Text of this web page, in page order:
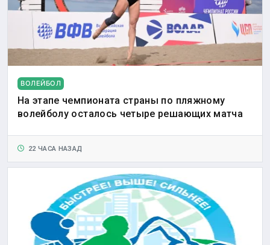
ВОЛЕЙБОЛ
На этапе чемпионата страны по пляжному
волейболу осталось четыре решающих матча
22 ЧАСА НАЗАД